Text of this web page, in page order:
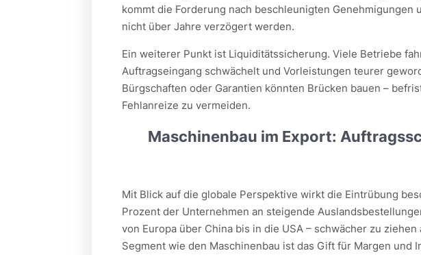
kommt die Forderung nach beschleunigten Genehmigungen
nicht über Jahre verzögert werden.
Ein weiterer Punkt ist Liquiditätssicherung. Viele Betriebe
Auftragseingang schwächelt und Vorleistungen teurer
Bürgschaften oder Garantien könnten Brücken bauen –
Fehlanreize zu vermeiden.
Maschinenbau im Export:
Mit Blick auf die globale Perspektive wirkt die Eintrübung
Prozent der Unternehmen an steigende
von Europa über China bis in die USA – schwächer zu ziehen
Segment wie den Maschinenbau ist das Gift für Margen und